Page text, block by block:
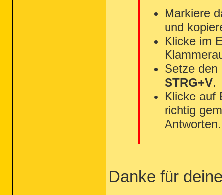
Markiere
und
Klicke im
Setze den
STRG+V.
Klicke auf
richtig
Antworten.
Danke für